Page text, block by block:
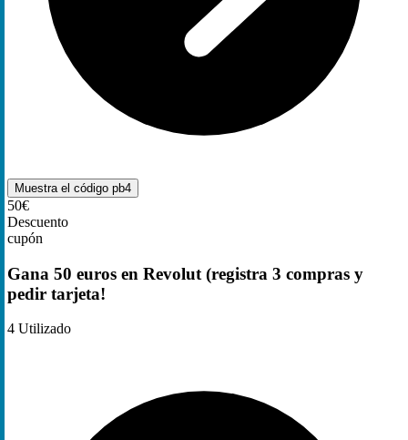
Muestra el código pb4
50€
Descuento
cupón
Gana 50 euros en Revolut (registra 3 compras y
pedir tarjeta!
4 Utilizado